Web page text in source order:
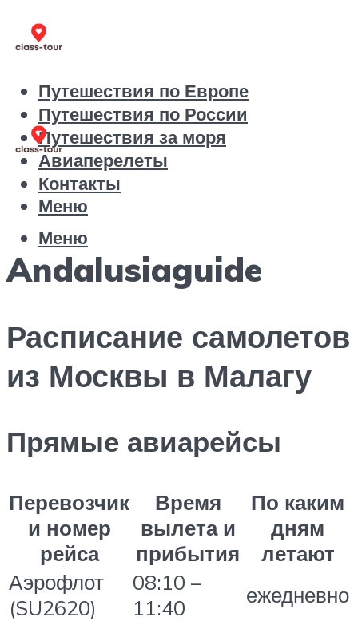
Путешествия по Европе
Путешествия по России
Путешествия за моря
Авиаперелеты
Контакты
Меню
Меню
Andalusiaguide
Расписание самолетов
из Москвы в Малагу
Прямые авиарейсы
Перевозчик
и номер
рейса
Время
вылета и
прибытия
По каким
дням
летают
Аэрофлот
(SU2620)
08:10 –
11:40
ежедневно